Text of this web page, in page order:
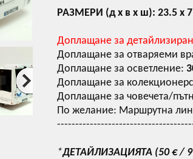
РАЗМЕРИ (д х в х ш): 23.5 х
Доплащане за
Доплащане за отваряеми
Доплащане за осветление:
Доплащане за
Доплащане за човечета/
По желание: Маршрутна
*ДЕТАЙЛИЗАЦИЯТА (50€ /